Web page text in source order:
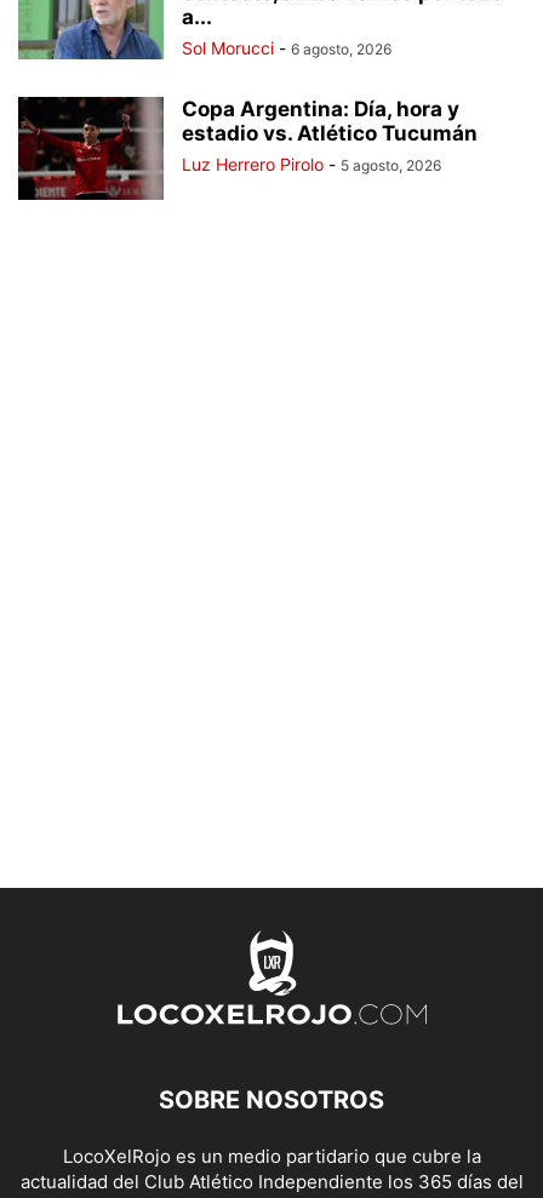
a...
Sol Morucci - 6 agosto, 2026
Copa Argentina: Día, hora y
estadio vs. Atlético Tucumán
Luz Herrero Pirolo - 5 agosto, 2026
SOBRE NOSOTROS
LocoXelRojo es un medio partidario que cubre la
actualidad del Club Atlético Independiente los 365 días del